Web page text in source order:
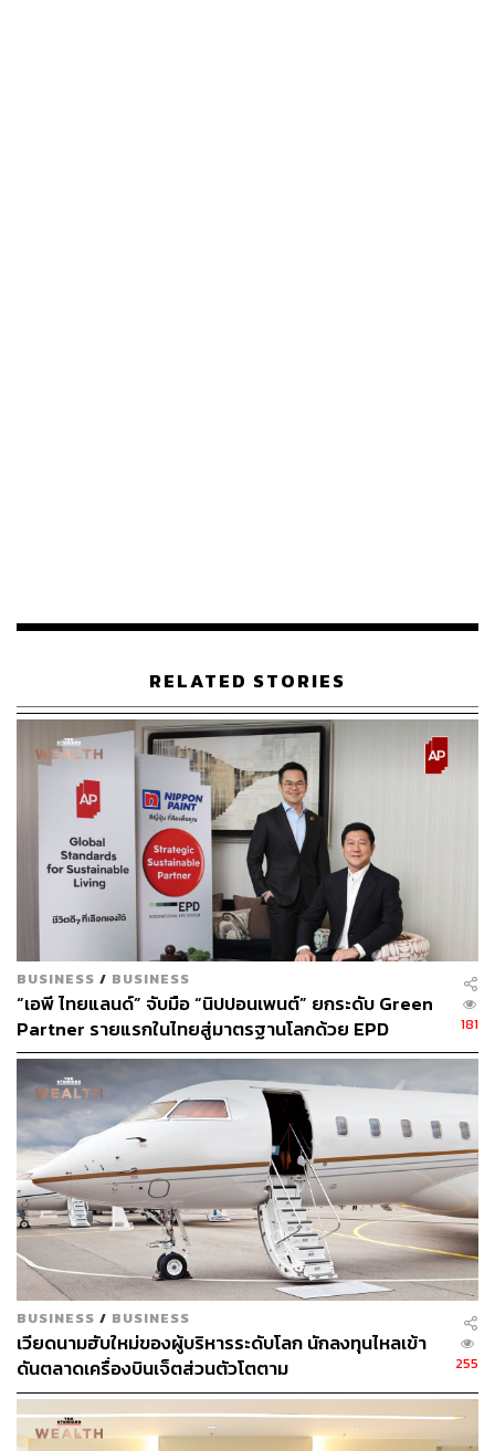
พิสูจน์อักษร: ภาสิณี เพิ่มพันธุ์พงศ์
TAGS: อสังหาริมทรัพย์
การลงทุน
สำนักงานคณะกรรมการกำกับหลักทรัพย์และ
ตลาดหลักทรัพย์ (ก.ล.ต.)
25
ABOUT THE AUTHOR
THE STANDARD TEAM
กองบรรณาธิการ THE STANDARD
RELATED STORIES
BUSINESS / BUSINESS
“เอพี ไทยแลนด์” จับมือ “นิปปอนเพนต์” ยกระดับ Green
Partner รายแรกในไทยสู่มาตรฐานโลกด้วย EPD
International พร้อมชูแนวคิด Global Standards for
Global Sustainable Living ส่งมอบบ้านคุณภาพ ลด
ผลกระทบต่อสิ่งแวดล้อม พร้อมปั้นนักออกแบบที่ใส่ใจโลก
181
BUSINESS / BUSINESS
เวียดนามฮับใหม่ของผู้บริหารระดับโลก นักลงทุนไหลเข้า
ดันตลาดเครื่องบินเจ็ตส่วนตัวโตตาม
255